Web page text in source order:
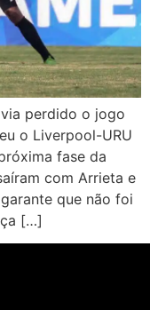
perdido o jogo
o Liverpool-URU
fase da
com Arrieta e
que não foi
[…]